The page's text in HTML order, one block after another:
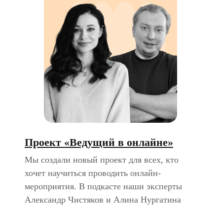
Проект «Ведущий в онлайне»
Мы создали новый проект для всех, кто
хочет научиться проводить онлайн-
мероприятия. В подкасте наши эксперты
Александр Чистяков и Алина Нургатина